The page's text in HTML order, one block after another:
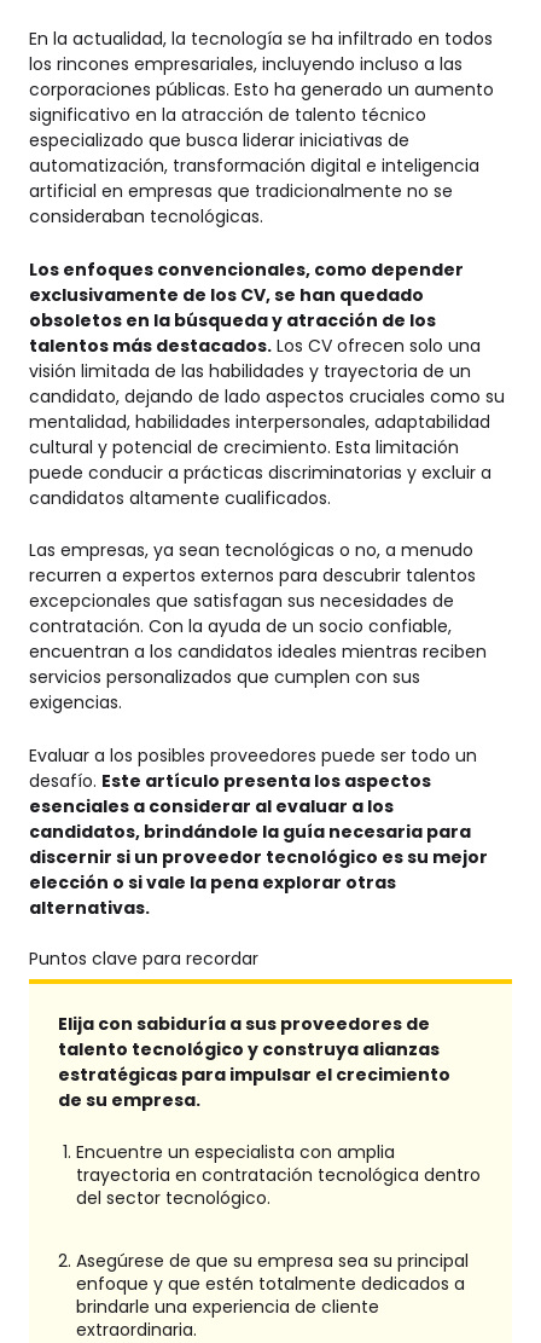
En la actualidad, la tecnología se ha infiltrado en todos
los rincones empresariales, incluyendo incluso a las
corporaciones públicas. Esto ha generado un aumento
significativo en la atracción de talento técnico
especializado que busca liderar iniciativas de
automatización, transformación digital e inteligencia
artificial en empresas que tradicionalmente no se
consideraban tecnológicas.
Los enfoques convencionales, como depender
exclusivamente de los CV, se han quedado
obsoletos en la búsqueda y atracción de los
talentos más destacados. Los CV ofrecen solo una
visión limitada de las habilidades y trayectoria de un
candidato, dejando de lado aspectos cruciales como su
mentalidad, habilidades interpersonales, adaptabilidad
cultural y potencial de crecimiento. Esta limitación
puede conducir a prácticas discriminatorias y excluir a
candidatos altamente cualificados.
Las empresas, ya sean tecnológicas o no, a menudo
recurren a expertos externos para descubrir talentos
excepcionales que satisfagan sus necesidades de
contratación. Con la ayuda de un socio confiable,
encuentran a los candidatos ideales mientras reciben
servicios personalizados que cumplen con sus
exigencias.
Evaluar a los posibles proveedores puede ser todo un
desafío. Este artículo presenta los aspectos
esenciales a considerar al evaluar a los
candidatos, brindándole la guía necesaria para
discernir si un proveedor tecnológico es su mejor
elección o si vale la pena explorar otras
alternativas.
Puntos clave para recordar
Elija con sabiduría a sus proveedores de
talento tecnológico y construya alianzas
estratégicas para impulsar el crecimiento
de su empresa.
Encuentre un especialista con amplia
trayectoria en contratación tecnológica dentro
del sector tecnológico.
Asegúrese de que su empresa sea su principal
enfoque y que estén totalmente dedicados a
brindarle una experiencia de cliente
extraordinaria.